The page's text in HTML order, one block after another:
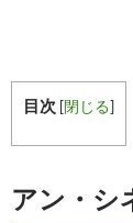
目次 [閉じる]
アン・シ